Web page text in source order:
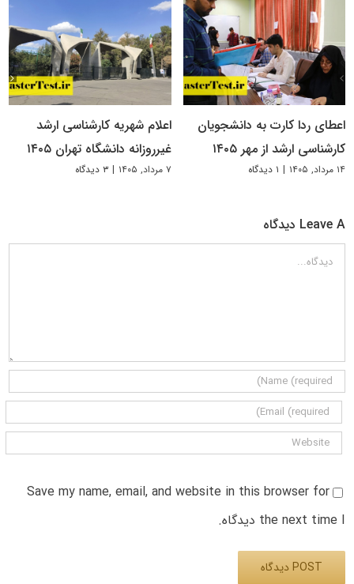
اعطای ردا کارت به دانشجویان
کارشناسی ارشد از مهر ۱۴۰۵
۱۴ مرداد, ۱۴۰۵ | ۱ دیدگاه
اعلام شهریه کارشناسی ارشد
غیرروزانه دانشگاه تهران ۱۴۰۵
۷ مرداد, ۱۴۰۵ | ۳ دیدگاه
Leave A دیدگاه
دیدگاه
Save my name, email, and website in this browser for
the next time I دیدگاه.